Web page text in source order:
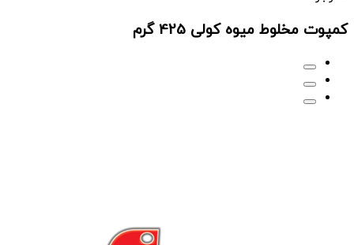
کمپوت مخلوط میوه کولی 425 گرم